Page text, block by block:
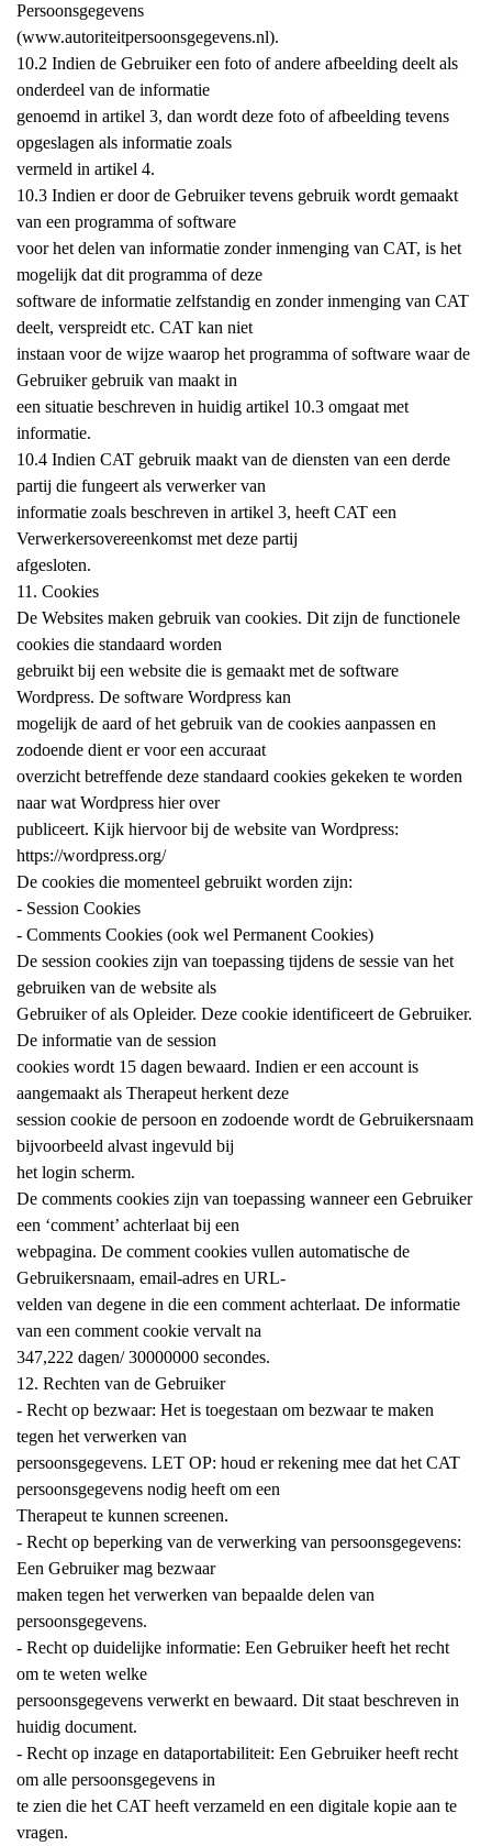
Persoonsgegevens
(www.autoriteitpersoonsgegevens.nl).
10.2 Indien de Gebruiker een foto of andere afbeelding deelt als
onderdeel van de informatie
genoemd in artikel 3, dan wordt deze foto of afbeelding tevens
opgeslagen als informatie zoals
vermeld in artikel 4.
10.3 Indien er door de Gebruiker tevens gebruik wordt gemaakt
van een programma of software
voor het delen van informatie zonder inmenging van CAT, is het
mogelijk dat dit programma of deze
software de informatie zelfstandig en zonder inmenging van CAT
deelt, verspreidt etc. CAT kan niet
instaan voor de wijze waarop het programma of software waar de
Gebruiker gebruik van maakt in
een situatie beschreven in huidig artikel 10.3 omgaat met
informatie.
10.4 Indien CAT gebruik maakt van de diensten van een derde
partij die fungeert als verwerker van
informatie zoals beschreven in artikel 3, heeft CAT een
Verwerkersovereenkomst met deze partij
afgesloten.
11. Cookies
De Websites maken gebruik van cookies. Dit zijn de functionele
cookies die standaard worden
gebruikt bij een website die is gemaakt met de software
Wordpress. De software Wordpress kan
mogelijk de aard of het gebruik van de cookies aanpassen en
zodoende dient er voor een accuraat
overzicht betreffende deze standaard cookies gekeken te worden
naar wat Wordpress hier over
publiceert. Kijk hiervoor bij de website van Wordpress:
https://wordpress.org/
De cookies die momenteel gebruikt worden zijn:
- Session Cookies
- Comments Cookies (ook wel Permanent Cookies)
De session cookies zijn van toepassing tijdens de sessie van het
gebruiken van de website als
Gebruiker of als Opleider. Deze cookie identificeert de Gebruiker.
De informatie van de session
cookies wordt 15 dagen bewaard. Indien er een account is
aangemaakt als Therapeut herkent deze
session cookie de persoon en zodoende wordt de Gebruikersnaam
bijvoorbeeld alvast ingevuld bij
het login scherm.
De comments cookies zijn van toepassing wanneer een Gebruiker
een ‘comment’ achterlaat bij een
webpagina. De comment cookies vullen automatische de
Gebruikersnaam, email-adres en URL-
velden van degene in die een comment achterlaat. De informatie
van een comment cookie vervalt na
347,222 dagen/ 30000000 secondes.
12. Rechten van de Gebruiker
- Recht op bezwaar: Het is toegestaan om bezwaar te maken
tegen het verwerken van
persoonsgegevens. LET OP: houd er rekening mee dat het CAT
persoonsgegevens nodig heeft om een
Therapeut te kunnen screenen.
- Recht op beperking van de verwerking van persoonsgegevens:
Een Gebruiker mag bezwaar
maken tegen het verwerken van bepaalde delen van
persoonsgegevens.
- Recht op duidelijke informatie: Een Gebruiker heeft het recht
om te weten welke
persoonsgegevens verwerkt en bewaard. Dit staat beschreven in
huidig document.
- Recht op inzage en dataportabiliteit: Een Gebruiker heeft recht
om alle persoonsgegevens in
te zien die het CAT heeft verzameld en een digitale kopie aan te
vragen.